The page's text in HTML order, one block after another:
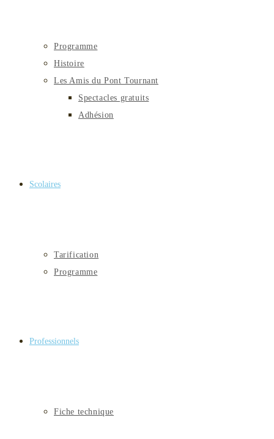
Programme
Histoire
Les Amis du Pont Tournant
Spectacles gratuits
Adhésion
Scolaires
Tarification
Programme
Professionnels
Fiche technique